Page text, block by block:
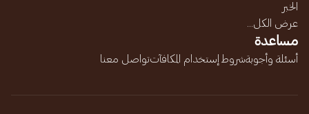
الخبر
عرض الكل...
مساعدة
أسئلة وأجوبةشروط إستخدام المكافآتتواصل معنا